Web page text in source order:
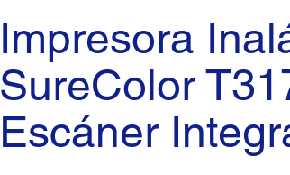
Impresora
SureColor
Escáner